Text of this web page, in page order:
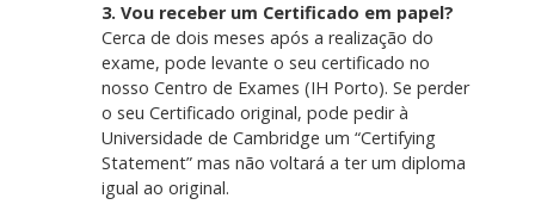
3. Vou receber um Certificado em papel?
Cerca de dois meses após a realização do
exame, pode levante o seu certificado no
nosso Centro de Exames (IH Porto). Se perder
o seu Certificado original, pode pedir à
Universidade de Cambridge um “Certifying
Statement” mas não voltará a ter um diploma
igual ao original.